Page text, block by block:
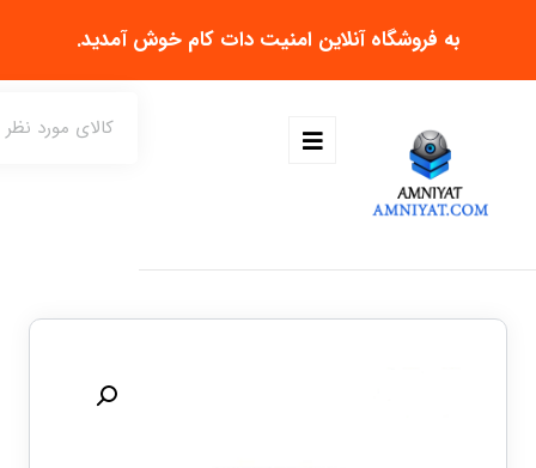
به فروشگاه آنلاین امنیت دات کام خوش آمدید.